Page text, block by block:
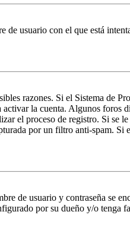
usuario con el que está
razones. Si el Sistema de
la cuenta. Algunos foros
el proceso de registro. Si se
por un filtro anti-spam.
de usuario y contraseña se
por su dueño y/o tenga